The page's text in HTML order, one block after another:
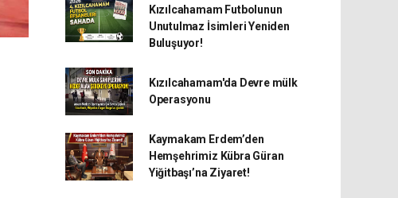
Kızılcahamam Futbolunun
Unutulmaz İsimleri Yeniden
Buluşuyor!
Kızılcahamam'da Devre mülk
Operasyonu
Kaymakam Erdem’den
Hemşehrimiz Kübra Güran
Yiğitbaşı’na Ziyaret!